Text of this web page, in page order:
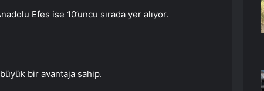
Efes ise 10’uncu sırada yer alıyor.
bir avantaja sahip.